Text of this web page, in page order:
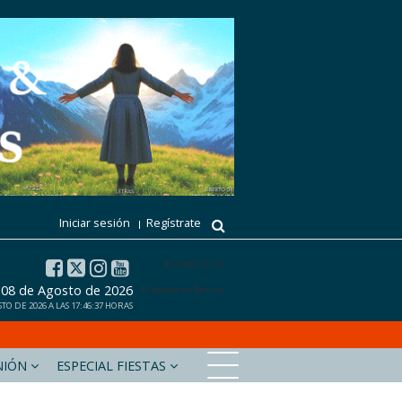
Iniciar sesión Regístrate
El tiempo 15 días
El tiempo en Benissa
de Agosto de 2026
DE 2026 A LAS 17:46:37 HORAS
xabiaaldia.com Marinabaixadigital.com
ESPECIAL FIESTAS